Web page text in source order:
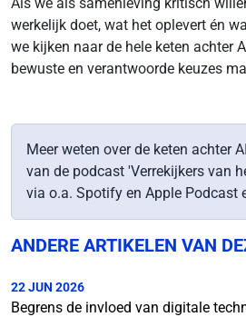
werkelijk doet, wat het oplevert én
we kijken naar de hele keten achter
bewuste en verantwoorde keuzes
Meer weten over de keten achter
van de podcast 'Verrekijkers van
via o.a. Spotify en Apple Podcast
ANDERE ARTIKELEN VAN
22 JUN 2026
Begrens de invloed van digitale